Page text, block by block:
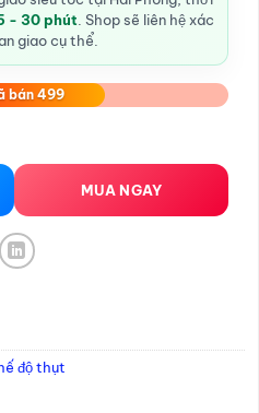
- 30 phút. Shop sẽ liên hệ xác
giao cụ thể.
bán 499
độ thụt số lượng
MUA NGAY
độ thụt